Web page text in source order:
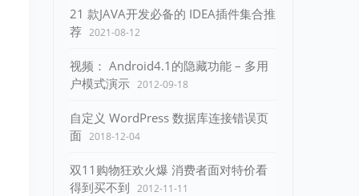
21 款JAVA开发必备的 IDEA插件集合推
荐 2021-08-12
视频： Android4.1的隐藏功能 – 多用
户模式演示 2012-09-18
自定义 WordPress 数据库连接错误页
面 2018-12-04
双11购物狂欢火爆 消费者面对特价看
得到买不到 2012-11-11